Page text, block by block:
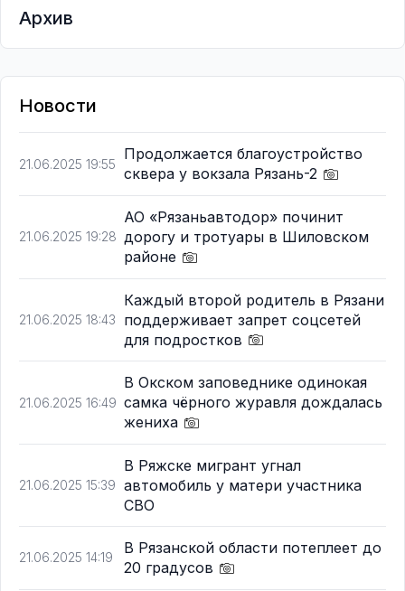
Архив
Новости
21.06.2025 19:55
Продолжается благоустройство
сквера у вокзала Рязань-2
21.06.2025 19:28
АО «Рязаньавтодор» починит
дорогу и тротуары в Шиловском
районе
21.06.2025 18:43
Каждый второй родитель в Рязани
поддерживает запрет соцсетей
для подростков
21.06.2025 16:49
В Окском заповеднике одинокая
самка чёрного журавля дождалась
жениха
21.06.2025 15:39
В Ряжске мигрант угнал
автомобиль у матери участника
СВО
21.06.2025 14:19
В Рязанской области потеплеет до
20 градусов